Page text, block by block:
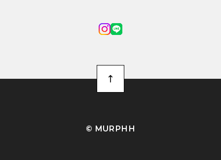
©︎ MURPHH